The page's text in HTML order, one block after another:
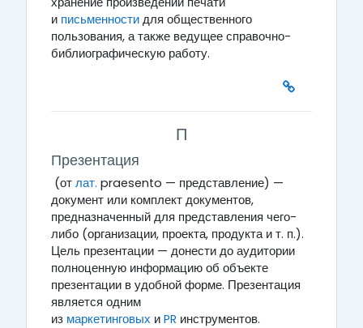
и письменности для общественного
пользования, а также ведущее справочно-
библиографическую работу.
П
Презентация
(от лат. praesento — представление) —
документ или комплект документов,
предназначенный для представления чего-
либо (организации, проекта, продукта и т. п.).
Цель презентации — донести до аудитории
полноценную информацию об объекте
презентации в удобной форме. Презентация
является одним
из маркетинговых и PR инструментов.